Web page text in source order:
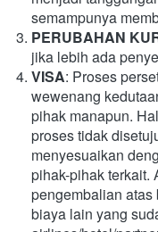
semampunya
PERUBAHAN
jika lebih ada
VISA: Proses
wewenang
pihak manapun.
proses tidak
menyesuaikan
pihak-pihak terkait.
pengembalian atas
biaya lain yang